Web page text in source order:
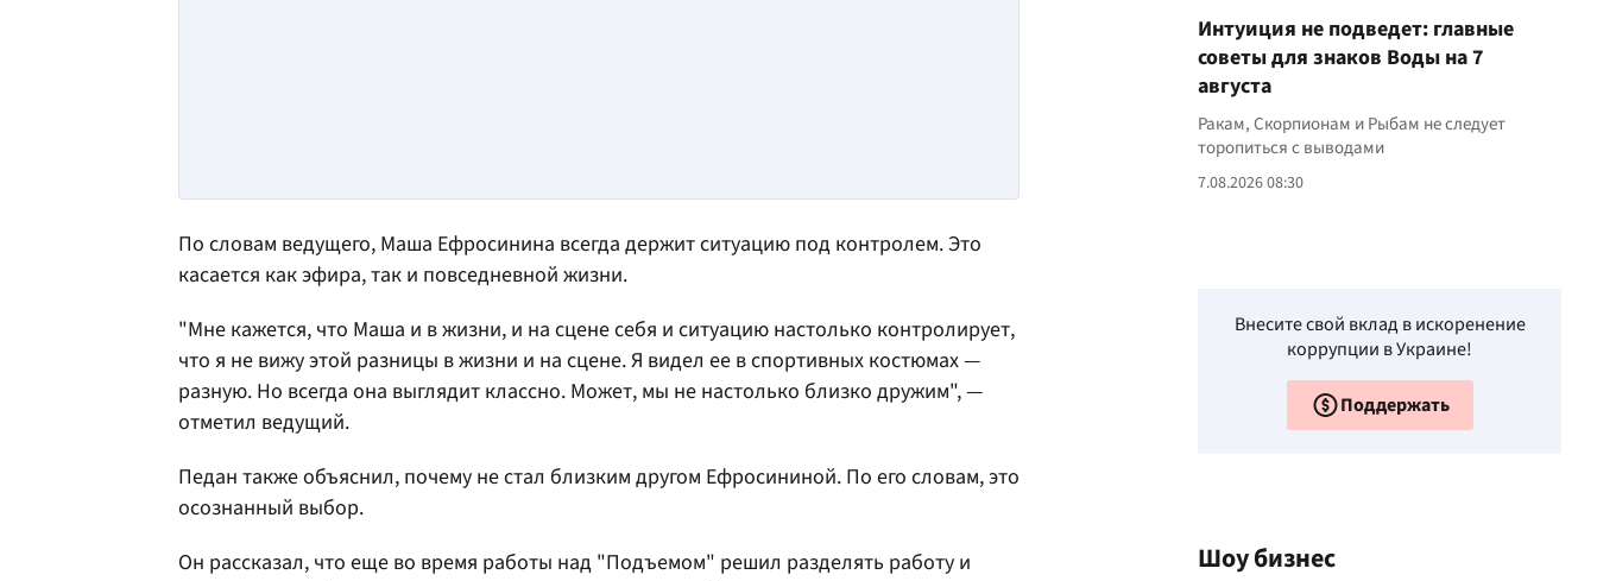
По словам ведущего, Маша Ефросинина всегда держит ситуацию под контролем. Это
касается как эфира, так и повседневной жизни.
"Мне кажется, что Маша и в жизни, и на сцене себя и ситуацию настолько контролирует,
что я не вижу этой разницы в жизни и на сцене. Я видел ее в спортивных костюмах —
разную. Но всегда она выглядит классно. Может, мы не настолько близко дружим", —
отметил ведущий.
Педан также объяснил, почему не стал близким другом Ефросининой. По его словам, это
осознанный выбор.
Он рассказал, что еще во время работы над "Подъемом" решил разделять работу и
Интуиция не подведет: главные
советы для знаков Воды на 7
августа
Ракам, Скорпионам и Рыбам не следует
торопиться с выводами
7.08.2026 08:30
Внесите свой вклад в искоренение
коррупции в Украине!
Поддержать
Шоу бизнес